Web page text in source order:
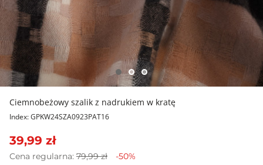
Ciemnobeżowy szalik z nadrukiem w kratę
Index: GPKW24SZA0923PAT16
39,99 zł
Cena regularna: 79,99 zł -50%